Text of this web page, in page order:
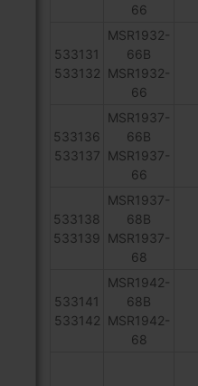
66
533131
533132
MSR1932-
66B
MSR1932-
66
533136
533137
MSR1937-
66B
MSR1937-
66
533138
533139
MSR1937-
68B
MSR1937-
68
533141
533142
MSR1942-
68B
MSR1942-
68